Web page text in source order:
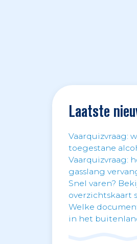
Laatste
Vaarquizvraag:
toegestane
Vaarquizvraag:
gasslang
Snel varen?
overzichtskaart
Welke
in het